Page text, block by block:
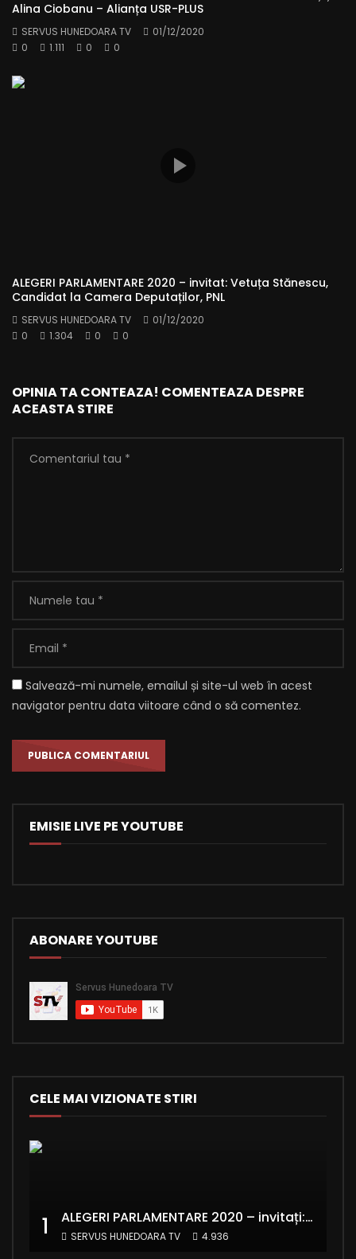
Alina Ciobanu – Alianța USR-PLUS
SERVUS HUNEDOARA TV
01/12/2020
0
1.111 0 0
ALEGERI PARLAMENTARE 2020 – invitat: Vetuța Stănescu,
Candidat la Camera Deputaților, PNL
SERVUS HUNEDOARA TV
01/12/2020
0
1.304 0 0
OPINIA TA CONTEAZA! COMENTEAZA DESPRE
ACEASTA STIRE
Salvează-mi numele, emailul și site-ul web în acest
navigator pentru data viitoare când o să comentez.
EMISIE LIVE PE YOUTUBE
ABONARE YOUTUBE
CELE MAI VIZIONATE STIRI
1 ALEGERI PARLAMENTARE 2020 – invitați: Ionela Florea și Emanuel Valentin Crișan – RE:Start România
SERVUS HUNEDOARA TV 4.936